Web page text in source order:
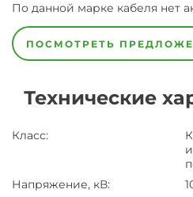
По данной марке кабеля нет
ПОСМОТРЕТЬ
Технические
Класс:
Напряжение, кВ: